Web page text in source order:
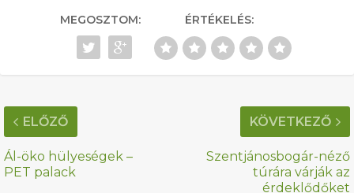
MEGOSZTOM: ÉRTÉKELÉS:
ELŐZŐ
Ál-öko hülyeségek –
PET palack
KÖVETKEZŐ
Szentjánosbogár-néző
túrára várják az
érdeklődőket